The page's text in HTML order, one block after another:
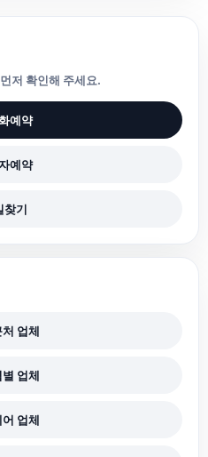
저 확인해 주세요.
예약
예약
찾기
업체
업체
어 업체